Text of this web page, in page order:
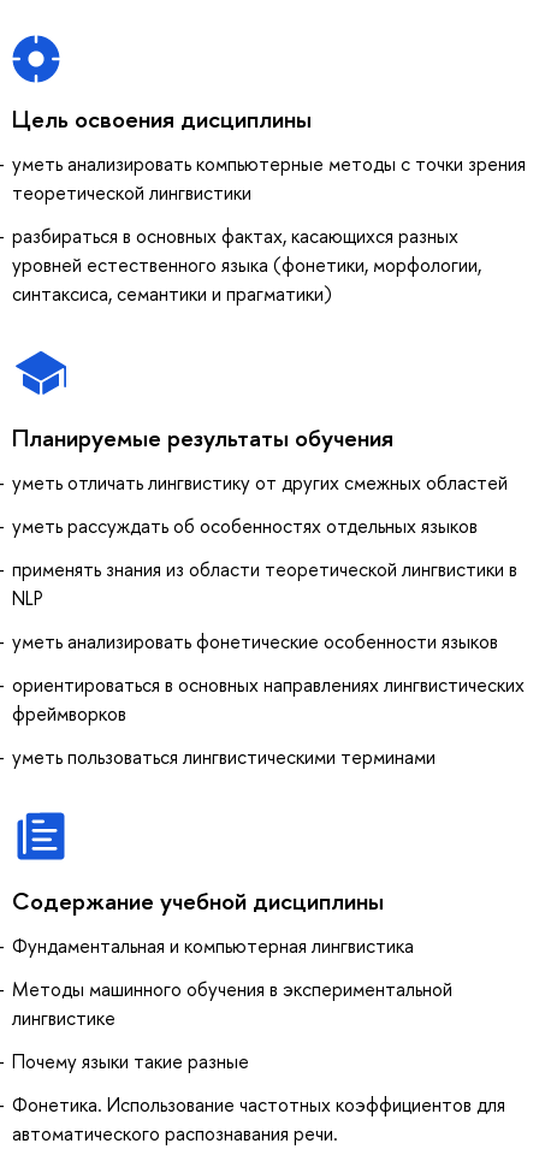
Цель освоения дисциплины
уметь анализировать компьютерные методы с точки зрения
теоретической лингвистики
разбираться в основных фактах, касающихся разных
уровней естественного языка (фонетики, морфологии,
синтаксиса, семантики и прагматики)
Планируемые результаты обучения
уметь отличать лингвистику от других смежных областей
уметь рассуждать об особенностях отдельных языков
применять знания из области теоретической лингвистики в
NLP
уметь анализировать фонетические особенности языков
ориентироваться в основных направлениях лингвистических
фреймворков
уметь пользоваться лингвистическими терминами
Содержание учебной дисциплины
Фундаментальная и компьютерная лингвистика
Методы машинного обучения в экспериментальной
лингвистике
Почему языки такие разные
Фонетика. Использование частотных коэффициентов для
автоматического распознавания речи.